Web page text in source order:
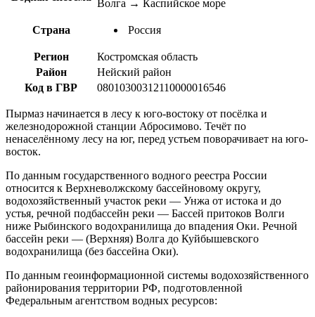
Волга → Каспийское море
Страна Россия
Регион
Костромская область
Район
Нейский район
Код в ГВР
08010300312110000016546
Пырмаз начинается в лесу к юго-востоку от посёлка и
железнодорожной станции Абросимово. Течёт по
ненаселённому лесу на юг, перед устьем поворачивает на юго-
восток.
По данным государственного водного реестра России
относится к Верхневолжскому бассейновому округу,
водохозяйственный участок реки — Унжа от истока и до
устья, речной подбассейн реки — Бассей притоков Волги
ниже Рыбинского водохранилища до впадения Оки. Речной
бассейн реки — (Верхняя) Волга до Куйбышевского
водохранилища (без бассейна Оки).
По данным геоинформационной системы водохозяйственного
районирования территории РФ, подготовленной
Федеральным агентством водных ресурсов: